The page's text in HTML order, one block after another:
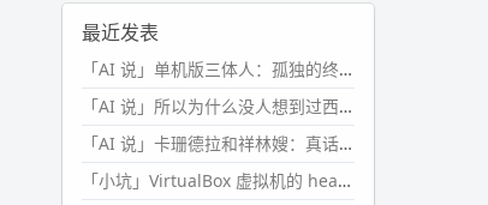
最近发表
「AI 说」单机版三体人：孤独的终极形态
「AI 说」所以为什么没人想到过西西弗斯的膝盖状态？
「AI 说」卡珊德拉和祥林嫂：真话者的悲剧
「小坑」VirtualBox 虚拟机的 headless 启动方式